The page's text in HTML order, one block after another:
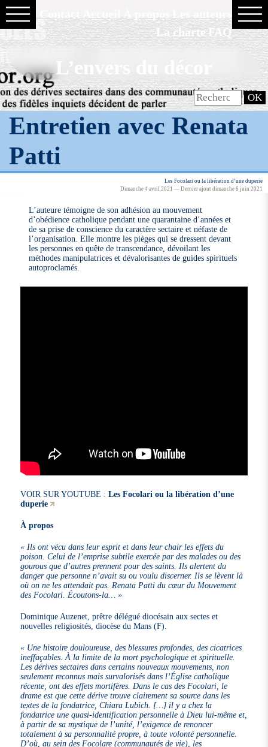
La charte FAQ
L’envers du décor
Entretien avec Renata
Patti
Les Focolari ou la libération d’une duperie
Dimanche 4 avril 2021 — Dernier ajout dimanche 6 juin 2021
L’auteure témoigne de son adhésion au mouvement
d’obédience catholique pendant une quarantaine d’années et
de sa prise de conscience du caractère sectaire et néfaste de
l’organisation. Elle montre les pièges qui se dressent devant
les personnes en quête de transcendance, dévoilant les
méthodes manipulatrices et dévalorisantes de guides spirituels
autoproclamés.
VOIR SUR YOUTUBE :Les Focolari ou la libération d’une
duperie
À propos
« Ils ont vécu dans leur esprit et dans leur chair les effets du
poison. Celui de l’emprise subtile exercée par des malades ou des
gourous que d’autres prennent pour des saints. Ils alertent du
danger que personne n’avait su ou voulu discerner. Ils se lèvent là
où on ne les attendait pas. Renata Patti du cœur du Mouvement
des Focolari. Écoutons-la… »
Dominique Auzenet, prêtre délégué diocésain aux sectes et
nouvelles religiosités, diocèse du Mans (F).
« Une histoire douloureuse, des blessures profondes, des cicatrices
ineffaçables. À la limite de la mort psychologique et spirituelle.
Les dérives sectaires dans certains nouveaux mouvements, non
seulement reconnus mais survalorisés dans l’Église catholique
récente, ont des effets mortifères. Dans le cas des Focolari, le
drame est que cette dérive trouve clairement sa source dans les
textes de la fondatrice, Chiara Lubich. […] il y a chez la
fondatrice une quasi-identification personnelle à Dieu lui-même et,
à partir de sa mystique de l’unité, l’exigence de renoncer
totalement à sa personnalité propre, à toute volonté personnelle.
D’où, au sein des Focolare (communautés de vie), les